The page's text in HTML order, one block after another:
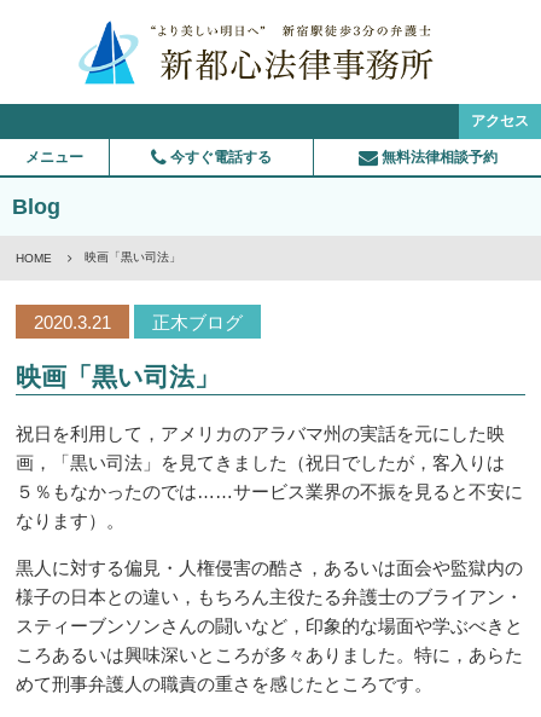
アクセス
メニュー 今すぐ電話する 無料法律相談予約
Blog
HOME 映画「黒い司法」
2020.3.21 正木ブログ
映画「黒い司法」
祝日を利用して，アメリカのアラバマ州の実話を元にした映
画，「黒い司法」を見てきました（祝日でしたが，客入りは
５％もなかったのでは……サービス業界の不振を見ると不安に
なります）。
黒人に対する偏見・人権侵害の酷さ，あるいは面会や監獄内の
様子の日本との違い，もちろん主役たる弁護士のブライアン・
スティーブンソンさんの闘いなど，印象的な場面や学ぶべきと
ころあるいは興味深いところが多々ありました。特に，あらた
めて刑事弁護人の職責の重さを感じたところです。